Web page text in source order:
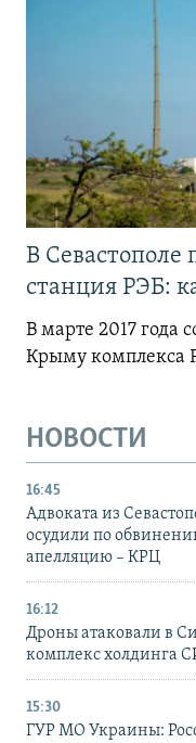
В Севастополе
станция РЭБ:
В марте 2017 года
Крыму комплекса
НОВОСТИ
16:45
Адвоката из
осудили по
апелляцию – КРЦ
16:12
Дроны атаковали в
комплекс холдинга
15:30
ГУР МО Украины: